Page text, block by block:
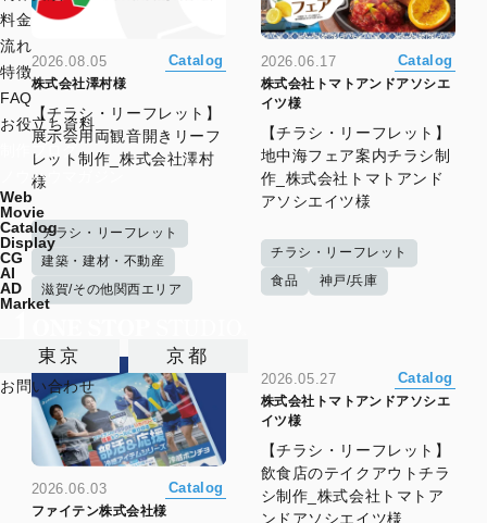
料金
流れ
特徴
FAQ
お役立ち資料
制作ブログ
ノウハウマガジン
Web
Movie
Catalog
Display
CG
AI
AD
Market
東京 京都
お問い合わせ
2026.08.05 Catalog
株式会社澤村様
【チラシ・リーフレット】
展示会用両観音開きリーフ
レット制作_株式会社澤村
様
チラシ・リーフレット
建築・建材・不動産
滋賀/その他関西エリア
2026.06.17 Catalog
株式会社トマトアンドアソシエ
イツ様
【チラシ・リーフレット】
地中海フェア案内チラシ制
作_株式会社トマトアンド
アソシエイツ様
チラシ・リーフレット
食品
神戸/兵庫
2026.06.03 Catalog
ファイテン株式会社様
2026.05.27 Catalog
株式会社トマトアンドアソシエ
イツ様
【チラシ・リーフレット】
飲食店のテイクアウトチラ
シ制作_株式会社トマトア
ンドアソシエイツ様